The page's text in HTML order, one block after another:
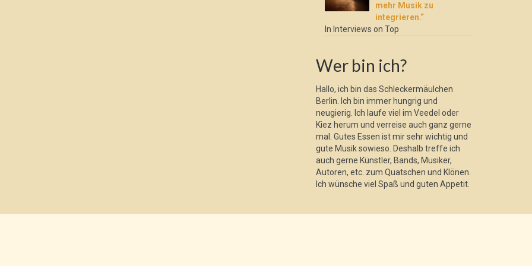
mehr Musik zu
integrieren.“
In Interviews on Top
Wer bin ich?
Hallo, ich bin das Schleckermäulchen
Berlin. Ich bin immer hungrig und
neugierig. Ich laufe viel im Veedel oder
Kiez herum und verreise auch ganz gerne
mal. Gutes Essen ist mir sehr wichtig und
gute Musik sowieso. Deshalb treffe ich
auch gerne Künstler, Bands, Musiker,
Autoren, etc. zum Quatschen und Klönen.
Ich wünsche viel Spaß und guten Appetit.